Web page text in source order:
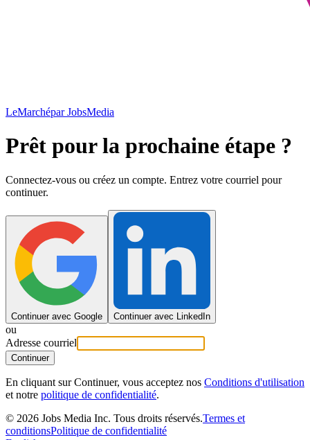
LeMarchépar JobsMedia
Prêt pour la prochaine étape ?
Connectez-vous ou créez un compte. Entrez votre courriel pour
continuer.
Continuer avec Google Continuer avec LinkedIn
ou
Adresse courriel
Continuer
En cliquant sur Continuer, vous acceptez nos Conditions d'utilisation
et notre politique de confidentialité.
© 2026 Jobs Media Inc. Tous droits réservés.Termes et
conditionsPolitique de confidentialité